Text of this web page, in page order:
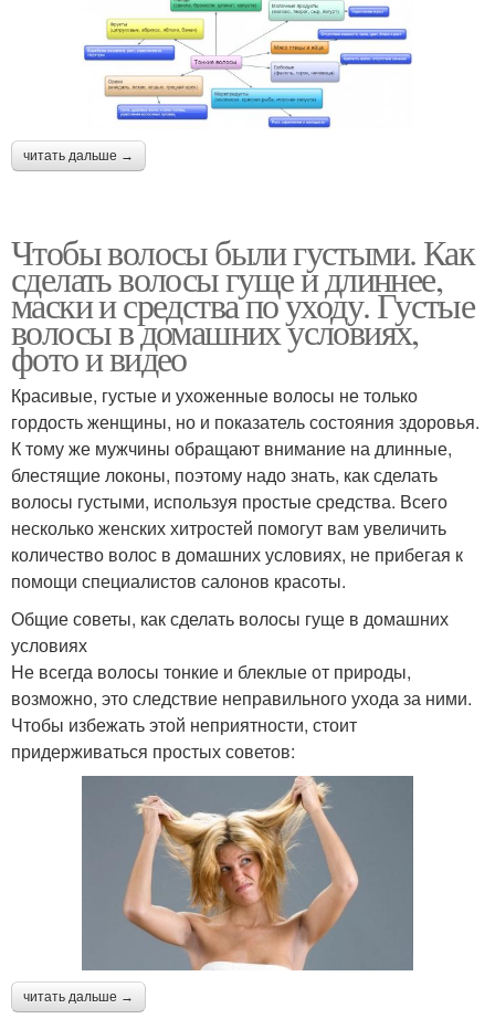
читать дальше →
Чтобы волосы были густыми. Как
сделать волосы гуще и длиннее,
маски и средства по уходу. Густые
волосы в домашних условиях,
фото и видео
Красивые, густые и ухоженные волосы не только
гордость женщины, но и показатель состояния здоровья.
К тому же мужчины обращают внимание на длинные,
блестящие локоны, поэтому надо знать, как сделать
волосы густыми, используя простые средства. Всего
несколько женских хитростей помогут вам увеличить
количество волос в домашних условиях, не прибегая к
помощи специалистов салонов красоты.
Общие советы, как сделать волосы гуще в домашних
условиях
Не всегда волосы тонкие и блеклые от природы,
возможно, это следствие неправильного ухода за ними.
Чтобы избежать этой неприятности, стоит
придерживаться простых советов:
читать дальше →